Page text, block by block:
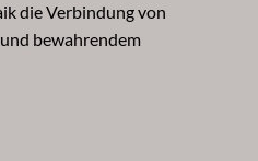
die Verbindung von
bewahrendem